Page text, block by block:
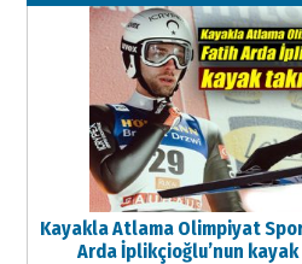
11 Mayıs 2026 Pazartesi
Kayakla Atlama Olimpiyat
Arda İplikçioğlu’nun